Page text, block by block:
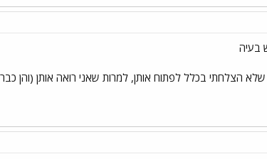
בעיה
שלא הצלחתי בכלל לפתוח אותן, למרות שאני רואה אותן (והן